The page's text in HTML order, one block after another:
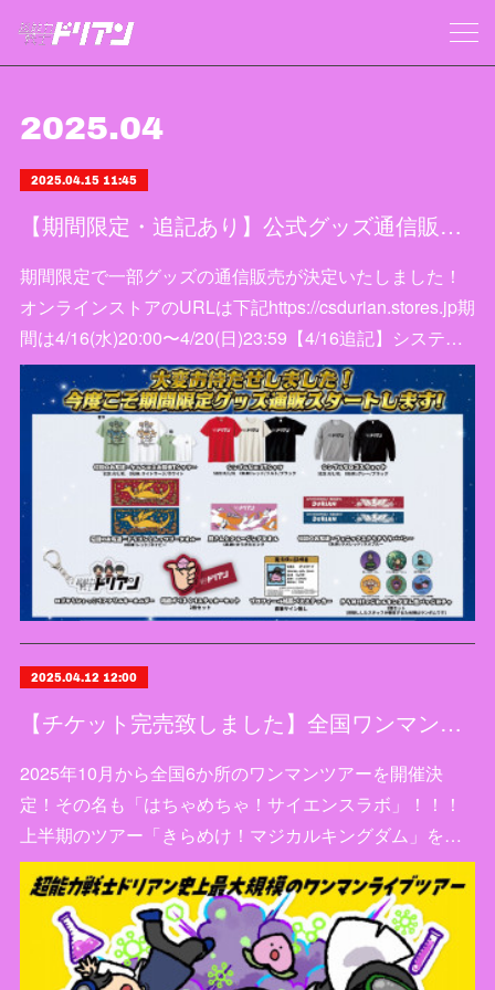
2025.04
2025.04.15 11:45
【期間限定・追記あり】公式グッズ通信販売決定
期間限定で一部グッズの通信販売が決定いたしました！
オンラインストアのURLは下記https://csdurian.stores.jp期
間は4/16(水)20:00〜4/20(日)23:59【4/16追記】システ…
2025.04.12 12:00
【チケット完売致しました】全国ワンマンライブツアー「はちゃめちゃ！サイエンスラボ」開催決定！
2025年10月から全国6か所のワンマンツアーを開催決
定！その名も「はちゃめちゃ！サイエンスラボ」！！！
上半期のツアー「きらめけ！マジカルキングダム」を…